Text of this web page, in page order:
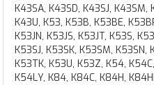
K43SA, K43SD, K43SJ, K43SM,
K43U, K53, K53B, K53BE,
K53JN, K53JS, K53JT, K53S,
K53SJ, K53SK, K53SM, K53SN,
K53TK, K53U, K53Z, K54,
K54LY, K84, K84C, K84H,